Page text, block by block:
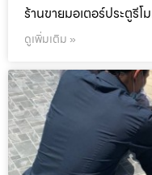
ร้านขายมอเตอร์ประตูรีโ
ดูเพิ่มเติม »